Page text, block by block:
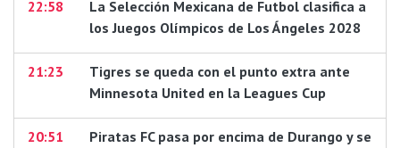
22:58
La Selección Mexicana de Futbol clasifica a
los Juegos Olímpicos de Los Ángeles 2028
21:23
Tigres se queda con el punto extra ante
Minnesota United en la Leagues Cup
20:51
Piratas FC pasa por encima de Durango y se